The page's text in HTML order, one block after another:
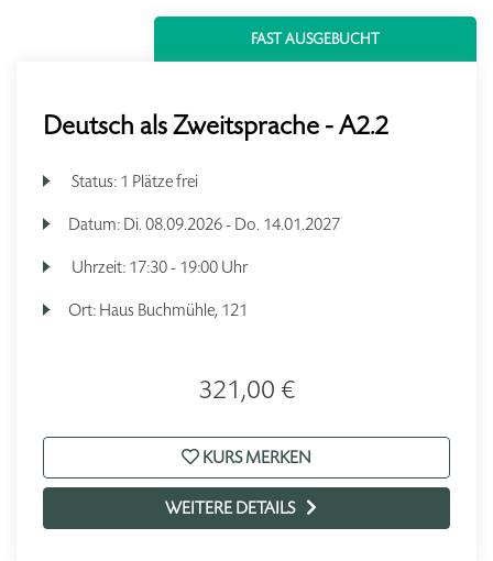
FAST AUSGEBUCHT
Deutsch als Zweitsprache - A2.2
Status: 1 Plätze frei
Datum: Di. 08.09.2026 - Do. 14.01.2027
Uhrzeit: 17:30 - 19:00 Uhr
Ort: Haus Buchmühle, 121
321,00 €
KURS MERKEN
WEITERE DETAILS